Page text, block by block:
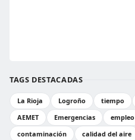
TAGS DESTACADAS
La Rioja Logroño tiempo
AEMET
Emergencias empleo
contaminación
calidad del aire